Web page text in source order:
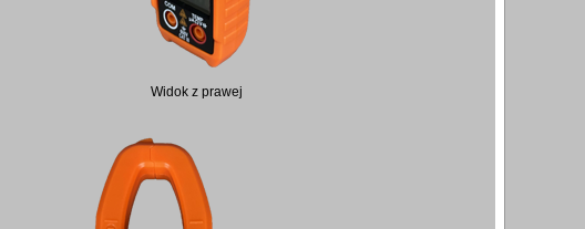
Widok z prawej